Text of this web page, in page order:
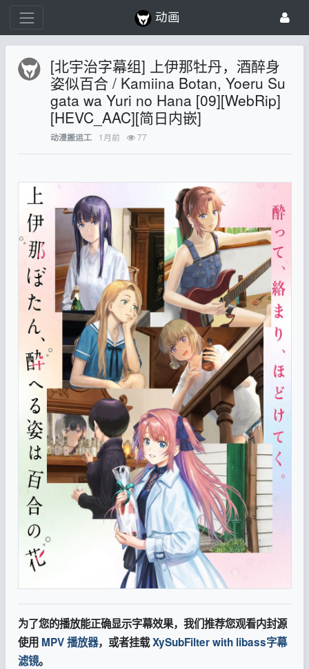
动画
[北宇治字幕组] 上伊那牡丹，酒醉身
姿似百合 / Kamiina Botan, Yoeru Su
gata wa Yuri no Hana [09][WebRip]
[HEVC_AAC][简日内嵌]
动漫搬运工 1月前 77
为了您的播放能正确显示字幕效果，我们推荐您观看内封源
使用 MPV 播放器，或者挂载XySubFilter with libass字幕
滤镜。